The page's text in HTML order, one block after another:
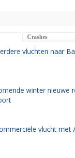
Crashes
vluchten naar
winter nieuwe
vlucht met